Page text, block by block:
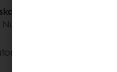
Sp. z o.o. ,
Numer telefonu
Twoich danych